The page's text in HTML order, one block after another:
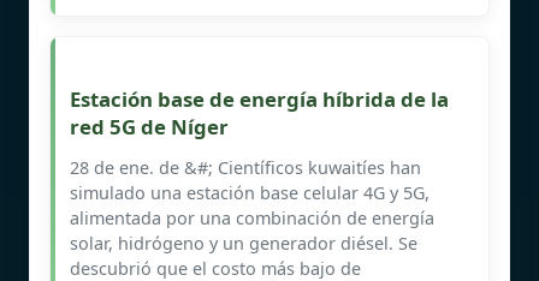
Estación base de energía híbrida de la
red 5G de Níger
28 de ene. de &#; Científicos kuwaitíes han
simulado una estación base celular 4G y 5G,
alimentada por una combinación de energía
solar, hidrógeno y un generador diésel. Se
descubrió que el costo más bajo de